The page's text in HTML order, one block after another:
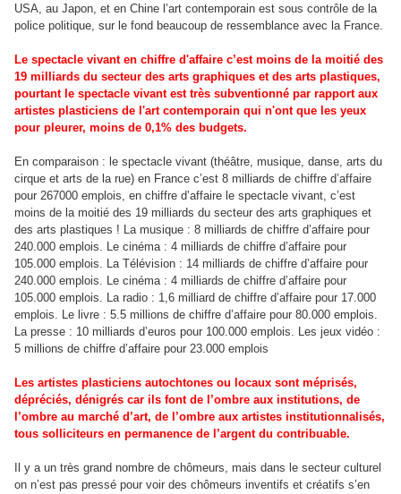
USA, au Japon, et en Chine l’art contemporain est sous contrôle de la
police politique, sur le fond beaucoup de ressemblance avec la France.
Le spectacle vivant en chiffre d'affaire c’est moins de la moitié des
19 milliards du secteur des arts graphiques et des arts plastiques,
pourtant le spectacle vivant est très subventionné par rapport aux
artistes plasticiens de l'art contemporain qui n'ont que les yeux
pour pleurer, moins de 0,1% des budgets.
En comparaison : le spectacle vivant (théâtre, musique, danse, arts du
cirque et arts de la rue) en France c’est 8 milliards de chiffre d’affaire
pour 267000 emplois, en chiffre d’affaire le spectacle vivant, c’est
moins de la moitié des 19 milliards du secteur des arts graphiques et
des arts plastiques ! La musique : 8 milliards de chiffre d’affaire pour
240.000 emplois. Le cinéma : 4 milliards de chiffre d’affaire pour
105.000 emplois. La Télévision : 14 milliards de chiffre d’affaire pour
240.000 emplois. Le cinéma : 4 milliards de chiffre d’affaire pour
105.000 emplois. La radio : 1,6 milliard de chiffre d’affaire pour 17.000
emplois. Le livre : 5.5 millions de chiffre d’affaire pour 80.000 emplois.
La presse : 10 milliards d’euros pour 100.000 emplois. Les jeux vidéo :
5 millions de chiffre d’affaire pour 23.000 emplois
Les artistes plasticiens autochtones ou locaux sont méprisés,
dépréciés, dénigrés car ils font de l’ombre aux institutions, de
l’ombre au marché d’art, de l’ombre aux artistes institutionnalisés,
tous solliciteurs en permanence de l’argent du contribuable.
Il y a un très grand nombre de chômeurs, mais dans le secteur culturel
on n’est pas pressé pour voir des chômeurs inventifs et créatifs s’en